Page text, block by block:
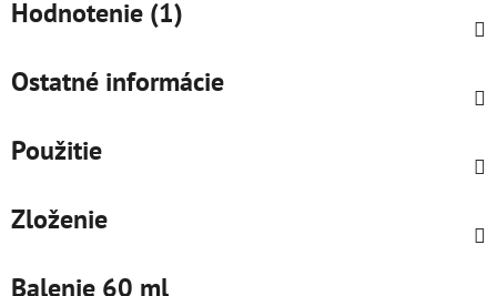
Hodnotenie (1)
Ostatné informácie
Použitie
Zloženie
Balenie 60 ml